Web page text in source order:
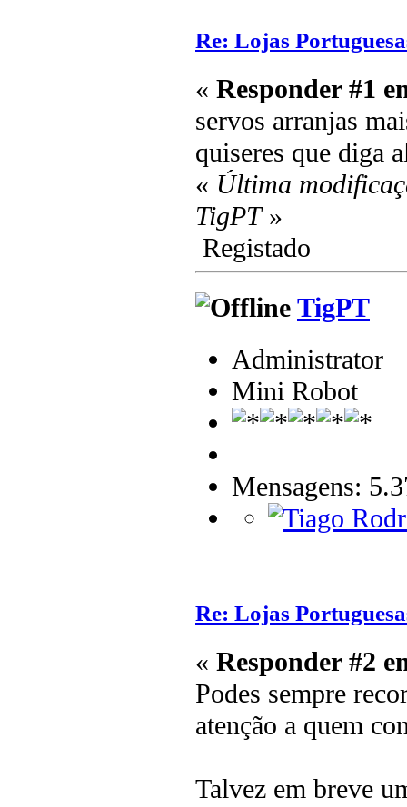
Re: Lojas
« Responder #1
servos arranjas
quiseres que diga
« Última
TigPT»
Registado
TigPT
Administrator
Mini Robot
Mensagens:
Re: Lojas
« Responder #2
Podes sempre
atenção a quem
Talvez em breve